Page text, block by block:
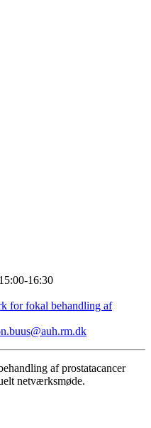
16:30
for fokal behandling af
af prostatacancer
netværksmøde.